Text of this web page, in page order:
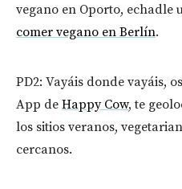
vegano en Oporto, echadle
comer vegano en Berlín.
PD2: Vayáis donde vayáis,
App de Happy Cow, te
los sitios veranos,
cercanos.